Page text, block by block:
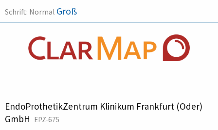
Schrift: Normal Groß
EndoProthetikZentrum Klinikum Frankfurt (Oder)
GmbH EPZ-675